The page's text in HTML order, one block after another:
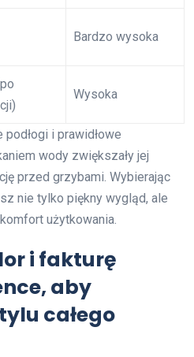
Bardzo wysoka
Wysoka
i prawidłowe
wody zwiększały jej
przed grzybami. Wybierając
nie tylko piękny wygląd, ale
użytkowania.
i fakturę
aby
całego